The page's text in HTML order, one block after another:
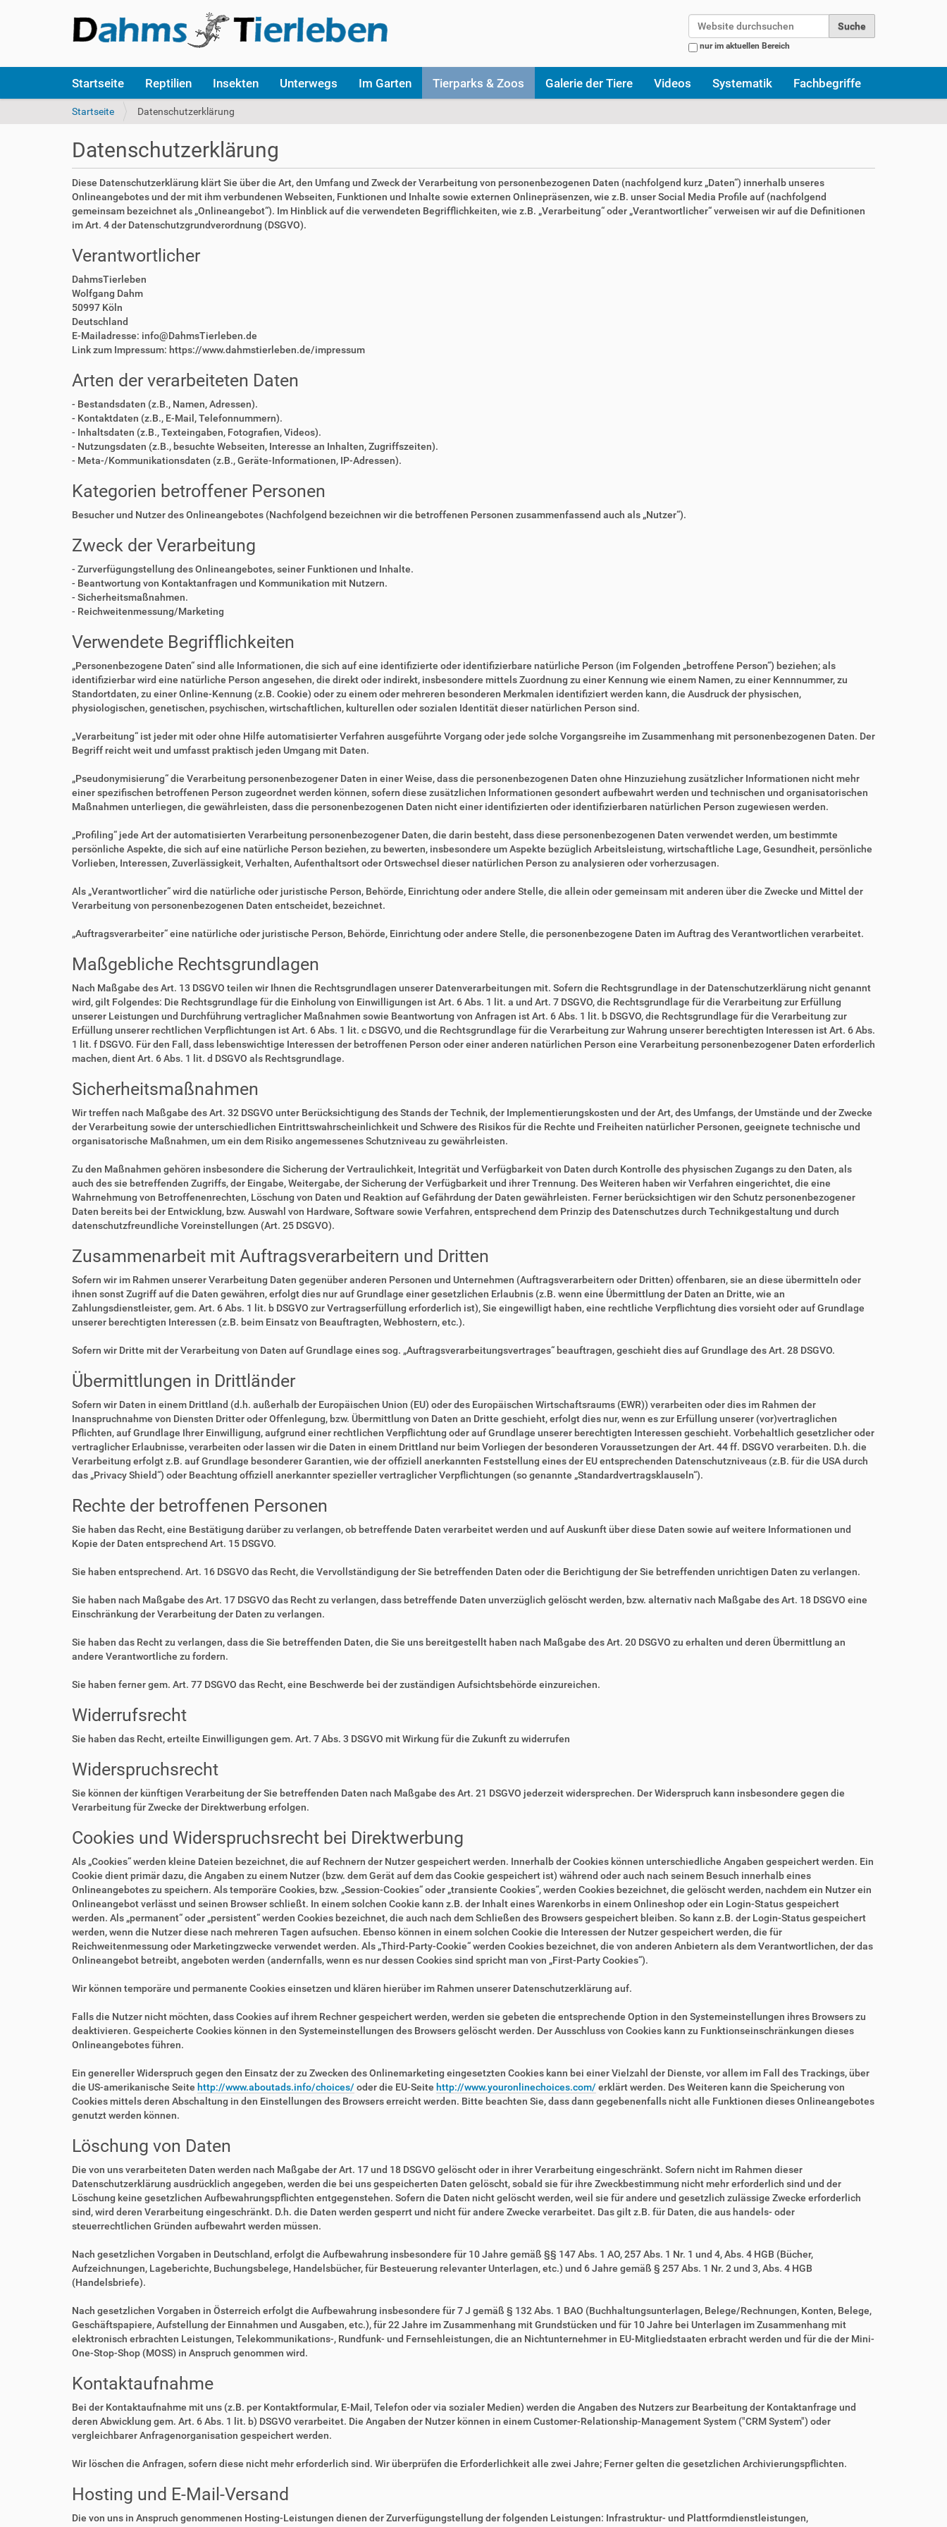
nur im aktuellen Bereich
k
Startseite Reptilien Insekten Unterwegs Im Garten Tierparks & Zoos Galerie der Tiere Videos Systematik Fachbegriffe
S
s
i
n
d
h
i
r
Startseite Datenschutzerklärung
Datenschutzerklärung
Diese Datenschutzerklärung klärt Sie über die Art, den Umfang und Zweck der Verarbeitung von personenbezogenen Daten (nachfolgend kurz „Daten“) innerhalb unseres
Onlineangebotes und der mit ihm verbundenen Webseiten, Funktionen und Inhalte sowie externen Onlinepräsenzen, wie z.B. unser Social Media Profile auf (nachfolgend
gemeinsam bezeichnet als „Onlineangebot“). Im Hinblick auf die verwendeten Begrifflichkeiten, wie z.B. „Verarbeitung“ oder „Verantwortlicher“ verweisen wir auf die Definitionen
im Art. 4 der Datenschutzgrundverordnung (DSGVO).
Verantwortlicher
DahmsTierleben
Wolfgang Dahm
50997 Köln
Deutschland
E-Mailadresse: info@DahmsTierleben.de
Link zum Impressum: https://www.dahmstierleben.de/impressum
Arten der verarbeiteten Daten
- Bestandsdaten (z.B., Namen, Adressen).
- Kontaktdaten (z.B., E-Mail, Telefonnummern).
- Inhaltsdaten (z.B., Texteingaben, Fotografien, Videos).
- Nutzungsdaten (z.B., besuchte Webseiten, Interesse an Inhalten, Zugriffszeiten).
- Meta-/Kommunikationsdaten (z.B., Geräte-Informationen, IP-Adressen).
Kategorien betroffener Personen
Besucher und Nutzer des Onlineangebotes (Nachfolgend bezeichnen wir die betroffenen Personen zusammenfassend auch als „Nutzer“).
Zweck der Verarbeitung
- Zurverfügungstellung des Onlineangebotes, seiner Funktionen und Inhalte.
- Beantwortung von Kontaktanfragen und Kommunikation mit Nutzern.
- Sicherheitsmaßnahmen.
- Reichweitenmessung/Marketing
Verwendete Begrifflichkeiten
„Personenbezogene Daten“ sind alle Informationen, die sich auf eine identifizierte oder identifizierbare natürliche Person (im Folgenden „betroffene Person“) beziehen; als
identifizierbar wird eine natürliche Person angesehen, die direkt oder indirekt, insbesondere mittels Zuordnung zu einer Kennung wie einem Namen, zu einer Kennnummer, zu
Standortdaten, zu einer Online-Kennung (z.B. Cookie) oder zu einem oder mehreren besonderen Merkmalen identifiziert werden kann, die Ausdruck der physischen,
physiologischen, genetischen, psychischen, wirtschaftlichen, kulturellen oder sozialen Identität dieser natürlichen Person sind.
„Verarbeitung“ ist jeder mit oder ohne Hilfe automatisierter Verfahren ausgeführte Vorgang oder jede solche Vorgangsreihe im Zusammenhang mit personenbezogenen Daten. Der
Begriff reicht weit und umfasst praktisch jeden Umgang mit Daten.
„Pseudonymisierung“ die Verarbeitung personenbezogener Daten in einer Weise, dass die personenbezogenen Daten ohne Hinzuziehung zusätzlicher Informationen nicht mehr
einer spezifischen betroffenen Person zugeordnet werden können, sofern diese zusätzlichen Informationen gesondert aufbewahrt werden und technischen und organisatorischen
Maßnahmen unterliegen, die gewährleisten, dass die personenbezogenen Daten nicht einer identifizierten oder identifizierbaren natürlichen Person zugewiesen werden.
„Profiling“ jede Art der automatisierten Verarbeitung personenbezogener Daten, die darin besteht, dass diese personenbezogenen Daten verwendet werden, um bestimmte
persönliche Aspekte, die sich auf eine natürliche Person beziehen, zu bewerten, insbesondere um Aspekte bezüglich Arbeitsleistung, wirtschaftliche Lage, Gesundheit, persönliche
Vorlieben, Interessen, Zuverlässigkeit, Verhalten, Aufenthaltsort oder Ortswechsel dieser natürlichen Person zu analysieren oder vorherzusagen.
Als „Verantwortlicher“ wird die natürliche oder juristische Person, Behörde, Einrichtung oder andere Stelle, die allein oder gemeinsam mit anderen über die Zwecke und Mittel der
Verarbeitung von personenbezogenen Daten entscheidet, bezeichnet.
„Auftragsverarbeiter“ eine natürliche oder juristische Person, Behörde, Einrichtung oder andere Stelle, die personenbezogene Daten im Auftrag des Verantwortlichen verarbeitet.
Maßgebliche Rechtsgrundlagen
Nach Maßgabe des Art. 13 DSGVO teilen wir Ihnen die Rechtsgrundlagen unserer Datenverarbeitungen mit. Sofern die Rechtsgrundlage in der Datenschutzerklärung nicht genannt
wird, gilt Folgendes: Die Rechtsgrundlage für die Einholung von Einwilligungen ist Art. 6 Abs. 1 lit. a und Art. 7 DSGVO, die Rechtsgrundlage für die Verarbeitung zur Erfüllung
unserer Leistungen und Durchführung vertraglicher Maßnahmen sowie Beantwortung von Anfragen ist Art. 6 Abs. 1 lit. b DSGVO, die Rechtsgrundlage für die Verarbeitung zur
Erfüllung unserer rechtlichen Verpflichtungen ist Art. 6 Abs. 1 lit. c DSGVO, und die Rechtsgrundlage für die Verarbeitung zur Wahrung unserer berechtigten Interessen ist Art. 6 Abs.
1 lit. f DSGVO. Für den Fall, dass lebenswichtige Interessen der betroffenen Person oder einer anderen natürlichen Person eine Verarbeitung personenbezogener Daten erforderlich
machen, dient Art. 6 Abs. 1 lit. d DSGVO als Rechtsgrundlage.
Sicherheitsmaßnahmen
Wir treffen nach Maßgabe des Art. 32 DSGVO unter Berücksichtigung des Stands der Technik, der Implementierungskosten und der Art, des Umfangs, der Umstände und der Zwecke
der Verarbeitung sowie der unterschiedlichen Eintrittswahrscheinlichkeit und Schwere des Risikos für die Rechte und Freiheiten natürlicher Personen, geeignete technische und
organisatorische Maßnahmen, um ein dem Risiko angemessenes Schutzniveau zu gewährleisten.
Zu den Maßnahmen gehören insbesondere die Sicherung der Vertraulichkeit, Integrität und Verfügbarkeit von Daten durch Kontrolle des physischen Zugangs zu den Daten, als
auch des sie betreffenden Zugriffs, der Eingabe, Weitergabe, der Sicherung der Verfügbarkeit und ihrer Trennung. Des Weiteren haben wir Verfahren eingerichtet, die eine
Wahrnehmung von Betroffenenrechten, Löschung von Daten und Reaktion auf Gefährdung der Daten gewährleisten. Ferner berücksichtigen wir den Schutz personenbezogener
Daten bereits bei der Entwicklung, bzw. Auswahl von Hardware, Software sowie Verfahren, entsprechend dem Prinzip des Datenschutzes durch Technikgestaltung und durch
datenschutzfreundliche Voreinstellungen (Art. 25 DSGVO).
Zusammenarbeit mit Auftragsverarbeitern und Dritten
Sofern wir im Rahmen unserer Verarbeitung Daten gegenüber anderen Personen und Unternehmen (Auftragsverarbeitern oder Dritten) offenbaren, sie an diese übermitteln oder
ihnen sonst Zugriff auf die Daten gewähren, erfolgt dies nur auf Grundlage einer gesetzlichen Erlaubnis (z.B. wenn eine Übermittlung der Daten an Dritte, wie an
Zahlungsdienstleister, gem. Art. 6 Abs. 1 lit. b DSGVO zur Vertragserfüllung erforderlich ist), Sie eingewilligt haben, eine rechtliche Verpflichtung dies vorsieht oder auf Grundlage
unserer berechtigten Interessen (z.B. beim Einsatz von Beauftragten, Webhostern, etc.).
Sofern wir Dritte mit der Verarbeitung von Daten auf Grundlage eines sog. „Auftragsverarbeitungsvertrages“ beauftragen, geschieht dies auf Grundlage des Art. 28 DSGVO.
Übermittlungen in Drittländer
Sofern wir Daten in einem Drittland (d.h. außerhalb der Europäischen Union (EU) oder des Europäischen Wirtschaftsraums (EWR)) verarbeiten oder dies im Rahmen der
Inanspruchnahme von Diensten Dritter oder Offenlegung, bzw. Übermittlung von Daten an Dritte geschieht, erfolgt dies nur, wenn es zur Erfüllung unserer (vor)vertraglichen
Pflichten, auf Grundlage Ihrer Einwilligung, aufgrund einer rechtlichen Verpflichtung oder auf Grundlage unserer berechtigten Interessen geschieht. Vorbehaltlich gesetzlicher oder
vertraglicher Erlaubnisse, verarbeiten oder lassen wir die Daten in einem Drittland nur beim Vorliegen der besonderen Voraussetzungen der Art. 44 ff. DSGVO verarbeiten. D.h. die
Verarbeitung erfolgt z.B. auf Grundlage besonderer Garantien, wie der offiziell anerkannten Feststellung eines der EU entsprechenden Datenschutzniveaus (z.B. für die USA durch
das „Privacy Shield“) oder Beachtung offiziell anerkannter spezieller vertraglicher Verpflichtungen (so genannte „Standardvertragsklauseln“).
Rechte der betroffenen Personen
Sie haben das Recht, eine Bestätigung darüber zu verlangen, ob betreffende Daten verarbeitet werden und auf Auskunft über diese Daten sowie auf weitere Informationen und
Kopie der Daten entsprechend Art. 15 DSGVO.
Sie haben entsprechend. Art. 16 DSGVO das Recht, die Vervollständigung der Sie betreffenden Daten oder die Berichtigung der Sie betreffenden unrichtigen Daten zu verlangen.
Sie haben nach Maßgabe des Art. 17 DSGVO das Recht zu verlangen, dass betreffende Daten unverzüglich gelöscht werden, bzw. alternativ nach Maßgabe des Art. 18 DSGVO eine
Einschränkung der Verarbeitung der Daten zu verlangen.
Sie haben das Recht zu verlangen, dass die Sie betreffenden Daten, die Sie uns bereitgestellt haben nach Maßgabe des Art. 20 DSGVO zu erhalten und deren Übermittlung an
andere Verantwortliche zu fordern.
Sie haben ferner gem. Art. 77 DSGVO das Recht, eine Beschwerde bei der zuständigen Aufsichtsbehörde einzureichen.
Widerrufsrecht
Sie haben das Recht, erteilte Einwilligungen gem. Art. 7 Abs. 3 DSGVO mit Wirkung für die Zukunft zu widerrufen
Widerspruchsrecht
Sie können der künftigen Verarbeitung der Sie betreffenden Daten nach Maßgabe des Art. 21 DSGVO jederzeit widersprechen. Der Widerspruch kann insbesondere gegen die
Verarbeitung für Zwecke der Direktwerbung erfolgen.
Cookies und Widerspruchsrecht bei Direktwerbung
Als „Cookies“ werden kleine Dateien bezeichnet, die auf Rechnern der Nutzer gespeichert werden. Innerhalb der Cookies können unterschiedliche Angaben gespeichert werden. Ein
Cookie dient primär dazu, die Angaben zu einem Nutzer (bzw. dem Gerät auf dem das Cookie gespeichert ist) während oder auch nach seinem Besuch innerhalb eines
Onlineangebotes zu speichern. Als temporäre Cookies, bzw. „Session-Cookies“ oder „transiente Cookies“, werden Cookies bezeichnet, die gelöscht werden, nachdem ein Nutzer ein
Onlineangebot verlässt und seinen Browser schließt. In einem solchen Cookie kann z.B. der Inhalt eines Warenkorbs in einem Onlineshop oder ein Login-Status gespeichert
werden. Als „permanent“ oder „persistent“ werden Cookies bezeichnet, die auch nach dem Schließen des Browsers gespeichert bleiben. So kann z.B. der Login-Status gespeichert
werden, wenn die Nutzer diese nach mehreren Tagen aufsuchen. Ebenso können in einem solchen Cookie die Interessen der Nutzer gespeichert werden, die für
Reichweitenmessung oder Marketingzwecke verwendet werden. Als „Third-Party-Cookie“ werden Cookies bezeichnet, die von anderen Anbietern als dem Verantwortlichen, der das
Onlineangebot betreibt, angeboten werden (andernfalls, wenn es nur dessen Cookies sind spricht man von „First-Party Cookies“).
Wir können temporäre und permanente Cookies einsetzen und klären hierüber im Rahmen unserer Datenschutzerklärung auf.
Falls die Nutzer nicht möchten, dass Cookies auf ihrem Rechner gespeichert werden, werden sie gebeten die entsprechende Option in den Systemeinstellungen ihres Browsers zu
deaktivieren. Gespeicherte Cookies können in den Systemeinstellungen des Browsers gelöscht werden. Der Ausschluss von Cookies kann zu Funktionseinschränkungen dieses
Onlineangebotes führen.
Ein genereller Widerspruch gegen den Einsatz der zu Zwecken des Onlinemarketing eingesetzten Cookies kann bei einer Vielzahl der Dienste, vor allem im Fall des Trackings, über
die US-amerikanische Seite http://www.aboutads.info/choices/ oder die EU-Seite http://www.youronlinechoices.com/ erklärt werden. Des Weiteren kann die Speicherung von
Cookies mittels deren Abschaltung in den Einstellungen des Browsers erreicht werden. Bitte beachten Sie, dass dann gegebenenfalls nicht alle Funktionen dieses Onlineangebotes
genutzt werden können.
Löschung von Daten
Die von uns verarbeiteten Daten werden nach Maßgabe der Art. 17 und 18 DSGVO gelöscht oder in ihrer Verarbeitung eingeschränkt. Sofern nicht im Rahmen dieser
Datenschutzerklärung ausdrücklich angegeben, werden die bei uns gespeicherten Daten gelöscht, sobald sie für ihre Zweckbestimmung nicht mehr erforderlich sind und der
Löschung keine gesetzlichen Aufbewahrungspflichten entgegenstehen. Sofern die Daten nicht gelöscht werden, weil sie für andere und gesetzlich zulässige Zwecke erforderlich
sind, wird deren Verarbeitung eingeschränkt. D.h. die Daten werden gesperrt und nicht für andere Zwecke verarbeitet. Das gilt z.B. für Daten, die aus handels- oder
steuerrechtlichen Gründen aufbewahrt werden müssen.
Nach gesetzlichen Vorgaben in Deutschland, erfolgt die Aufbewahrung insbesondere für 10 Jahre gemäß §§ 147 Abs. 1 AO, 257 Abs. 1 Nr. 1 und 4, Abs. 4 HGB (Bücher,
Aufzeichnungen, Lageberichte, Buchungsbelege, Handelsbücher, für Besteuerung relevanter Unterlagen, etc.) und 6 Jahre gemäß § 257 Abs. 1 Nr. 2 und 3, Abs. 4 HGB
(Handelsbriefe).
Nach gesetzlichen Vorgaben in Österreich erfolgt die Aufbewahrung insbesondere für 7 J gemäß § 132 Abs. 1 BAO (Buchhaltungsunterlagen, Belege/Rechnungen, Konten, Belege,
Geschäftspapiere, Aufstellung der Einnahmen und Ausgaben, etc.), für 22 Jahre im Zusammenhang mit Grundstücken und für 10 Jahre bei Unterlagen im Zusammenhang mit
elektronisch erbrachten Leistungen, Telekommunikations-, Rundfunk- und Fernsehleistungen, die an Nichtunternehmer in EU-Mitgliedstaaten erbracht werden und für die der Mini-
One-Stop-Shop (MOSS) in Anspruch genommen wird.
Kontaktaufnahme
Bei der Kontaktaufnahme mit uns (z.B. per Kontaktformular, E-Mail, Telefon oder via sozialer Medien) werden die Angaben des Nutzers zur Bearbeitung der Kontaktanfrage und
deren Abwicklung gem. Art. 6 Abs. 1 lit. b) DSGVO verarbeitet. Die Angaben der Nutzer können in einem Customer-Relationship-Management System ("CRM System") oder
vergleichbarer Anfragenorganisation gespeichert werden.
Wir löschen die Anfragen, sofern diese nicht mehr erforderlich sind. Wir überprüfen die Erforderlichkeit alle zwei Jahre; Ferner gelten die gesetzlichen Archivierungspflichten.
Hosting und E-Mail-Versand
Die von uns in Anspruch genommenen Hosting-Leistungen dienen der Zurverfügungstellung der folgenden Leistungen: Infrastruktur- und Plattformdienstleistungen,